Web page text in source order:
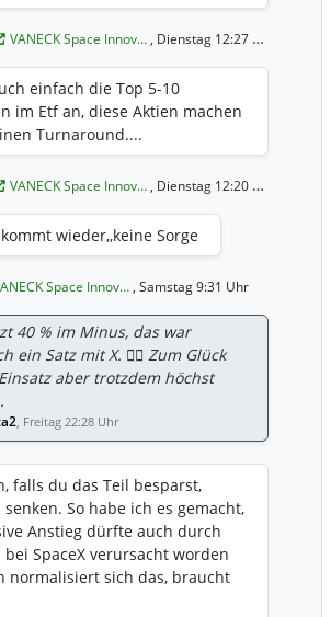
VANECK Space Innov… , Dienstag 12:27 Uhr
einfach die Top 5-10
im Etf an, diese Aktien machen
Turnaround....
VANECK Space Innov… , Dienstag 12:20 Uhr
wieder,,keine Sorge
Space Innov… , Samstag 9:31 Uhr
40 % im Minus, das war
ein Satz mit X. 🤷‍♂️ Zum Glück
aber trotzdem höchst
, Freitag 22:28 Uhr
falls du das Teil besparst,
So habe ich es gemacht,
Anstieg dürfte auch durch
bei SpaceX verursacht worden
normalisiert sich das, braucht